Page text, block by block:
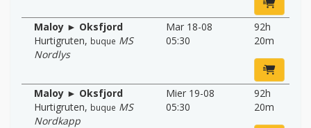
Maloy ► Oksfjord
Hurtigruten, buque MS
Nordlys
Mar 18-08
05:30
92h
20m
Maloy ► Oksfjord
Hurtigruten, buque MS
Nordkapp
Mier 19-08
05:30
92h
20m